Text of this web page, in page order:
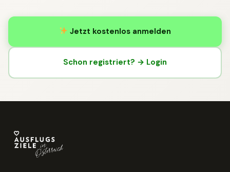
Jetzt kostenlos anmelden
Schon registriert? → Login